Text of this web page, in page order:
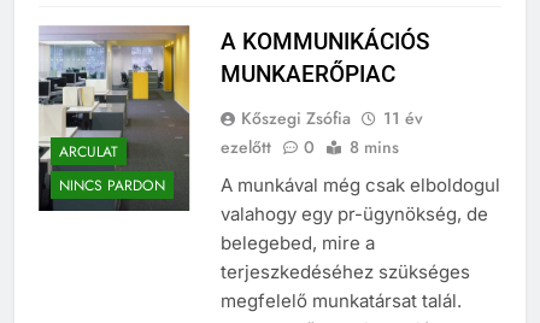
ARCULAT
NINCS PARDON
A KOMMUNIKÁCIÓS
MUNKAERŐPIAC
Kőszegi Zsófia
11 év
ezelőtt
0 8 mins
A munkával még csak elboldogul
valahogy egy pr-ügynökség, de
belegebed, mire a
terjeszkedéséhez szükséges
megfelelő munkatársat talál.